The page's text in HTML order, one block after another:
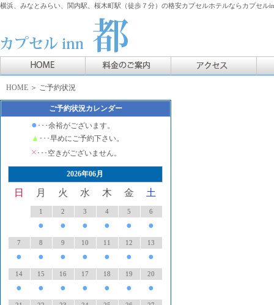
横浜、みなとみらい、関内駅、桜木町駅（徒歩７分）の格安カプセルホテルならカプセル
HOME ＞ ご予約状況
ご予約状況カレンダー
● ･･･余裕がございます。
▲ ･･･早めにご予約下さい。
× ･･･空きがございません。
2026年06月
日 月 火 水 木 金 土
1
●
2
●
3
●
4
●
5
●
6
●
7
●
8
●
9
●
10
●
11
●
12
●
13
●
14
●
15
●
16
●
17
●
18
●
19
●
20
●